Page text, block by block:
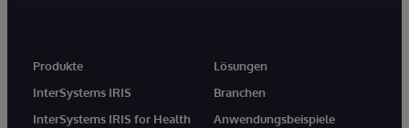
Produkte
InterSystems IRIS
InterSystems IRIS for Health
Lösungen
Branchen
Anwendungsbeispiele